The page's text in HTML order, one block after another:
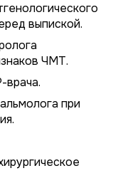
выпиской.
ЧМТ.
врача.
при